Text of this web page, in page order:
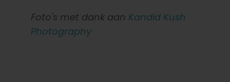
Foto's met dank aan Kandid Kush
Photography